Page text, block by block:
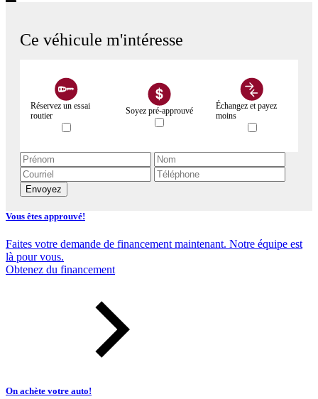
Ce véhicule m'intéresse
Réservez un essai
routier
Soyez pré-approuvé
Échangez et payez
moins
Envoyez
Vous êtes approuvé!
Faites votre demande de financement maintenant. Notre équipe est
là pour vous.
Obtenez du financement
On achète votre auto!